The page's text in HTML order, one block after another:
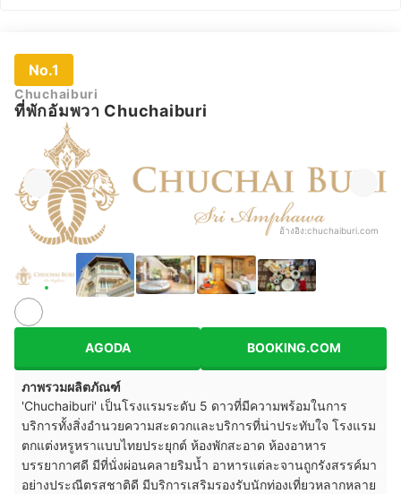
No.1
Chuchaiburi
ที่พักอัมพวา Chuchaiburi
อ้างอิง:chuchaiburi.com
AGODA BOOKING.COM
ภาพรวมผลิตภัณฑ์
'Chuchaiburi' เป็นโรงแรมระดับ 5 ดาวที่มีความพร้อมในการ
บริการทั้งสิ่งอำนวยความสะดวกและบริการที่น่าประทับใจ โรงแรม
ตกแต่งหรูหราแบบไทยประยุกต์ ห้องพักสะอาด ห้องอาหาร
บรรยากาศดี มีที่นั่งผ่อนคลายริมน้ำ อาหารแต่ละจานถูกรังสรรค์มา
อย่างประณีตรสชาติดี มีบริการเสริมรองรับนักท่องเที่ยวหลากหลาย